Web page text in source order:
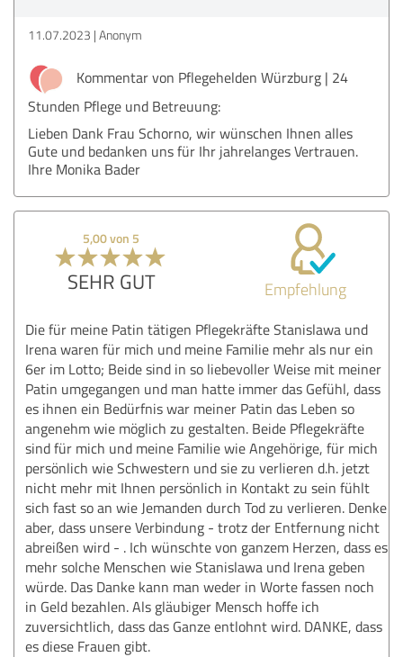
11.07.2023 Anonym
Kommentar von Pflegehelden Würzburg | 24
Stunden Pflege und Betreuung:
Lieben Dank Frau Schorno, wir wünschen Ihnen alles
Gute und bedanken uns für Ihr jahrelanges Vertrauen.
Ihre Monika Bader
5,00 von 5
SEHR GUT Empfehlung
Die für meine Patin tätigen Pflegekräfte Stanislawa und
Irena waren für mich und meine Familie mehr als nur ein
6er im Lotto; Beide sind in so liebevoller Weise mit meiner
Patin umgegangen und man hatte immer das Gefühl, dass
es ihnen ein Bedürfnis war meiner Patin das Leben so
angenehm wie möglich zu gestalten. Beide Pflegekräfte
sind für mich und meine Familie wie Angehörige, für mich
persönlich wie Schwestern und sie zu verlieren d.h. jetzt
nicht mehr mit Ihnen persönlich in Kontakt zu sein fühlt
sich fast so an wie Jemanden durch Tod zu verlieren. Denke
aber, dass unsere Verbindung - trotz der Entfernung nicht
abreißen wird - . Ich wünschte von ganzem Herzen, dass es
mehr solche Menschen wie Stanislawa und Irena geben
würde. Das Danke kann man weder in Worte fassen noch
in Geld bezahlen. Als gläubiger Mensch hoffe ich
zuversichtlich, dass das Ganze entlohnt wird. DANKE, dass
es diese Frauen gibt.